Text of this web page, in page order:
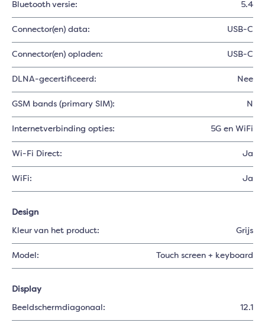
Bluetooth versie: 5.4
Connector(en) data: USB-C
Connector(en) opladen: USB-C
DLNA-gecertificeerd: Nee
GSM bands (primary SIM): N
Internetverbinding opties: 5G en WiFi
Wi-Fi Direct: Ja
WiFi: Ja
Design
Kleur van het product: Grijs
Model: Touch screen + keyboard
Display
Beeldschermdiagonaal: 12.1